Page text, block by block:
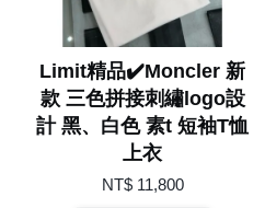
Limit精品✔️Moncler 新
款 三色拼接刺繡logo設
計 黑、白色 素t 短袖T恤
上衣
NT$ 11,800